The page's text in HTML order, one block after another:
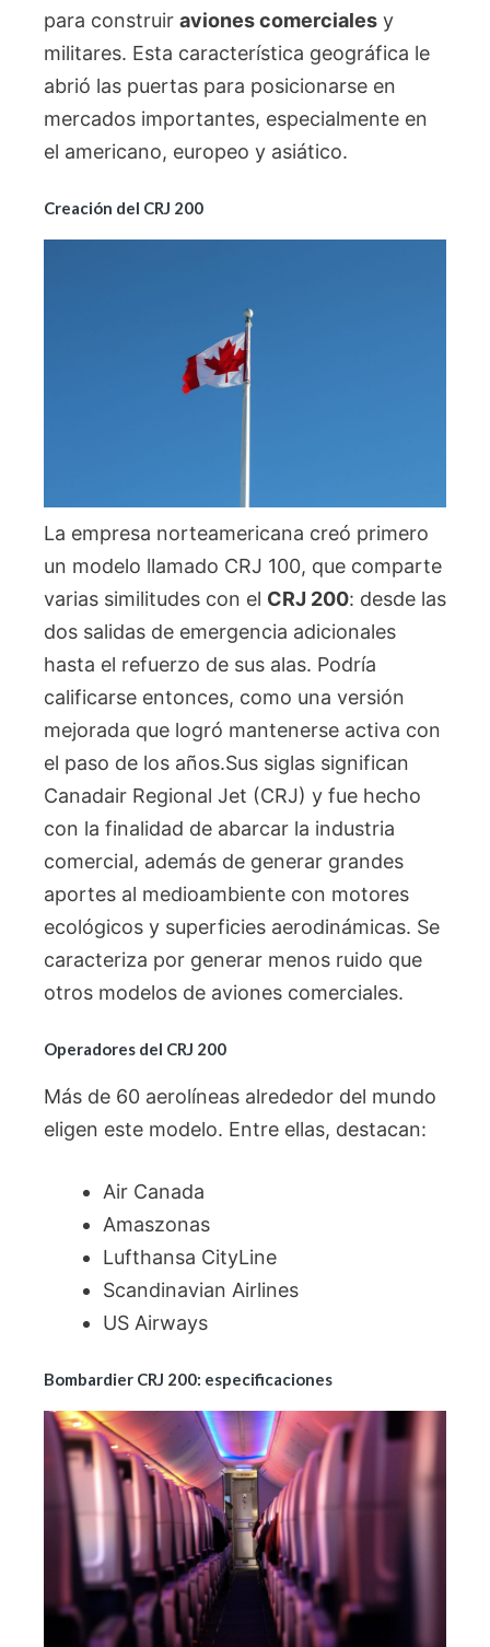
para construir aviones comerciales y
militares. Esta característica geográfica le
abrió las puertas para posicionarse en
mercados importantes, especialmente en
el americano, europeo y asiático.
Creación del CRJ 200
La empresa norteamericana creó primero
un modelo llamado CRJ 100, que comparte
varias similitudes con el CRJ 200: desde las
dos salidas de emergencia adicionales
hasta el refuerzo de sus alas. Podría
calificarse entonces, como una versión
mejorada que logró mantenerse activa con
el paso de los años.Sus siglas significan
Canadair Regional Jet (CRJ) y fue hecho
con la finalidad de abarcar la industria
comercial, además de generar grandes
aportes al medioambiente con motores
ecológicos y superficies aerodinámicas. Se
caracteriza por generar menos ruido que
otros modelos de aviones comerciales.
Operadores del CRJ 200
Más de 60 aerolíneas alrededor del mundo
eligen este modelo. Entre ellas, destacan:
Air Canada
Amaszonas
Lufthansa CityLine
Scandinavian Airlines
US Airways
Bombardier CRJ 200: especificaciones